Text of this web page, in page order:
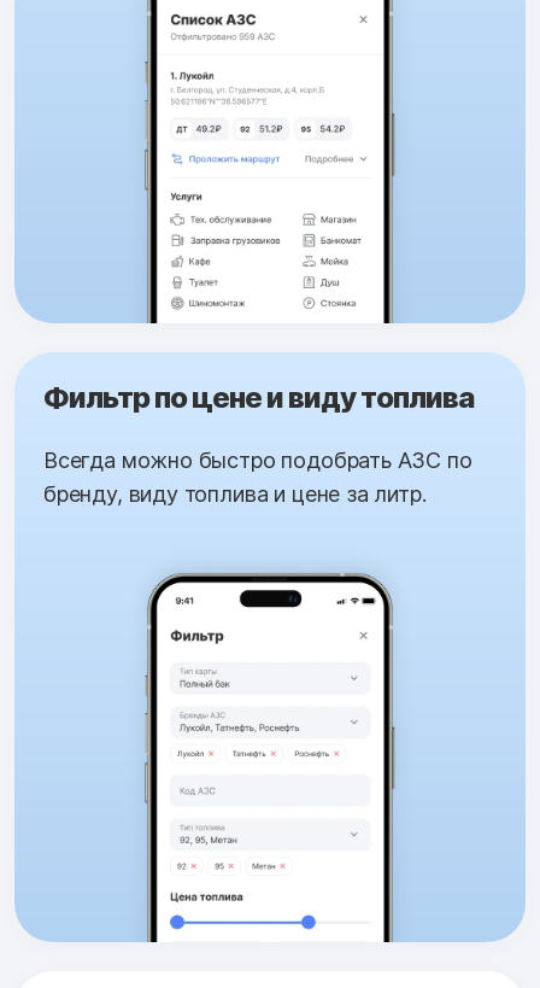
Фильтр по цене и виду топлива
Всегда можно быстро подобрать АЗС по
бренду, виду топлива и цене за литр.